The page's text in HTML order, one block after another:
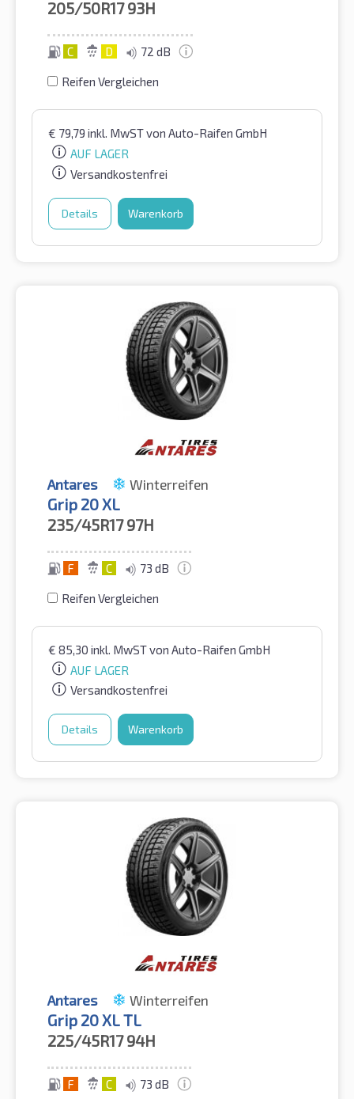
205/50R17 93H
C D 72 dB
Reifen Vergleichen
€ 79,79 inkl. MwSTvon Auto-Raifen GmbH
AUF LAGER
Versandkostenfrei
Details Warenkorb
Antares Winterreifen
Grip 20 XL
235/45R17 97H
F C 73 dB
Reifen Vergleichen
€ 85,30 inkl. MwSTvon Auto-Raifen GmbH
AUF LAGER
Versandkostenfrei
Details Warenkorb
Antares Winterreifen
Grip 20 XL TL
225/45R17 94H
F C 73 dB